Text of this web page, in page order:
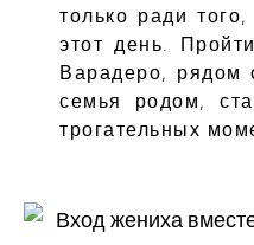
только ради
этот день.
Варадеро, рядом
семья родом,
трогательных